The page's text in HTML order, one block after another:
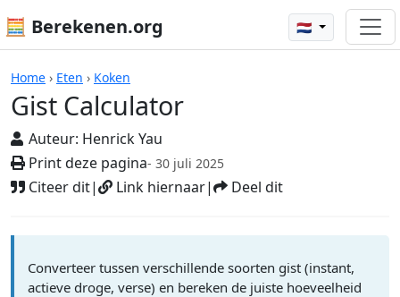
🧮 Berekenen.org 🇳🇱
Home › Eten › Koken
Gist Calculator
Auteur: Henrick Yau
Print deze pagina- 30 juli 2025
Citeer dit| Link hiernaar| Deel dit
Rekenmachines
Converteer tussen verschillende soorten gist (instant,
actieve droge, verse) en bereken de juiste hoeveelheid